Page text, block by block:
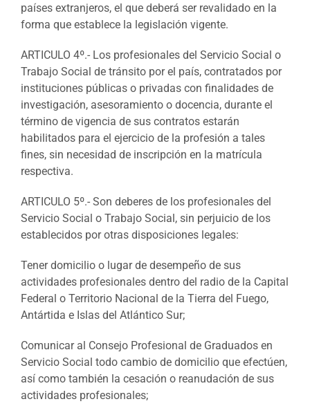
países extranjeros, el que deberá ser revalidado en la
forma que establece la legislación vigente.
ARTICULO 4º.- Los profesionales del Servicio Social o
Trabajo Social de tránsito por el país, contratados por
instituciones públicas o privadas con finalidades de
investigación, asesoramiento o docencia, durante el
término de vigencia de sus contratos estarán
habilitados para el ejercicio de la profesión a tales
fines, sin necesidad de inscripción en la matrícula
respectiva.
ARTICULO 5º.- Son deberes de los profesionales del
Servicio Social o Trabajo Social, sin perjuicio de los
establecidos por otras disposiciones legales:
Tener domicilio o lugar de desempeño de sus
actividades profesionales dentro del radio de la Capital
Federal o Territorio Nacional de la Tierra del Fuego,
Antártida e Islas del Atlántico Sur;
Comunicar al Consejo Profesional de Graduados en
Servicio Social todo cambio de domicilio que efectúen,
así como también la cesación o reanudación de sus
actividades profesionales;